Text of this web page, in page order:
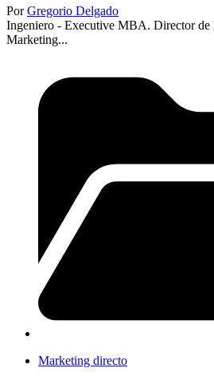
PorGregorio Delgado
Ingeniero - Executive MBA. Director de
Marketing...
Marketing directo